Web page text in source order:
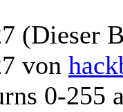
(Dieser
von
0-255